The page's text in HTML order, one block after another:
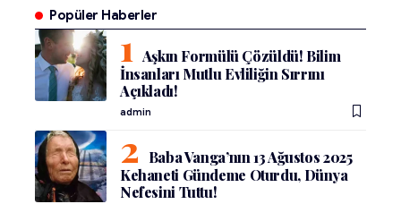
Popüler Haberler
Aşkın Formülü Çözüldü! Bilim
İnsanları Mutlu Evliliğin Sırrını
Açıkladı!
admin
Baba Vanga’nın 13 Ağustos 2025
Kehaneti Gündeme Oturdu, Dünya
Nefesini Tuttu!